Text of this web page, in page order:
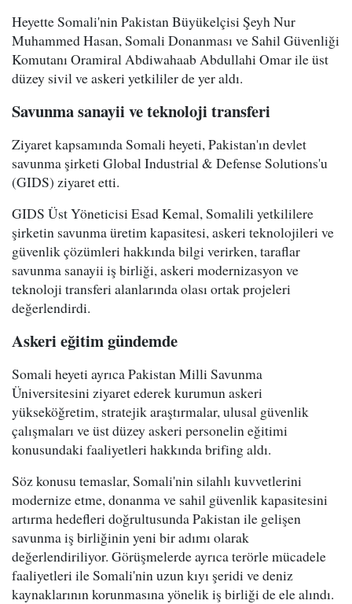
Heyette Somali'nin Pakistan Büyükelçisi Şeyh Nur
Muhammed Hasan, Somali Donanması ve Sahil Güvenliği
Komutanı Oramiral Abdiwahaab Abdullahi Omar ile üst
düzey sivil ve askeri yetkililer de yer aldı.
Savunma sanayii ve teknoloji transferi
Ziyaret kapsamında Somali heyeti, Pakistan'ın devlet
savunma şirketi Global Industrial & Defense Solutions'u
(GIDS) ziyaret etti.
GIDS Üst Yöneticisi Esad Kemal, Somalili yetkililere
şirketin savunma üretim kapasitesi, askeri teknolojileri ve
güvenlik çözümleri hakkında bilgi verirken, taraflar
savunma sanayii iş birliği, askeri modernizasyon ve
teknoloji transferi alanlarında olası ortak projeleri
değerlendirdi.
Askeri eğitim gündemde
Somali heyeti ayrıca Pakistan Milli Savunma
Üniversitesini ziyaret ederek kurumun askeri
yükseköğretim, stratejik araştırmalar, ulusal güvenlik
çalışmaları ve üst düzey askeri personelin eğitimi
konusundaki faaliyetleri hakkında brifing aldı.
Söz konusu temaslar, Somali'nin silahlı kuvvetlerini
modernize etme, donanma ve sahil güvenlik kapasitesini
artırma hedefleri doğrultusunda Pakistan ile gelişen
savunma iş birliğinin yeni bir adımı olarak
değerlendiriliyor. Görüşmelerde ayrıca terörle mücadele
faaliyetleri ile Somali'nin uzun kıyı şeridi ve deniz
kaynaklarının korunmasına yönelik iş birliği de ele alındı.